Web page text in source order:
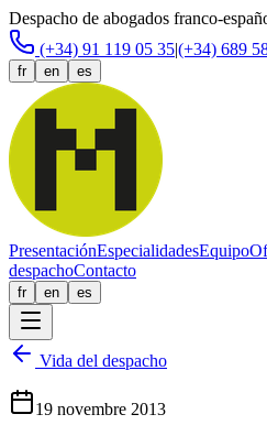
Despacho de abogados franco-
(+34) 91 119 05 35|(+34) 689
fr en es
PresentaciónEspecialidadesEquipo
despachoContacto
fr en es
Vida del despacho
19 novembre 2013